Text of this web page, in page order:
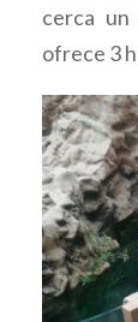
cerca un
ofrece 3